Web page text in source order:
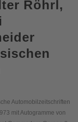
Röhrl,
Automobilzeitschriften
mit Autogramme von